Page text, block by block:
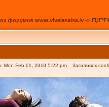
форумов www.vivalasalsa.lv ->
Mon Feb 01, 2010 5:22 pm Заголовок